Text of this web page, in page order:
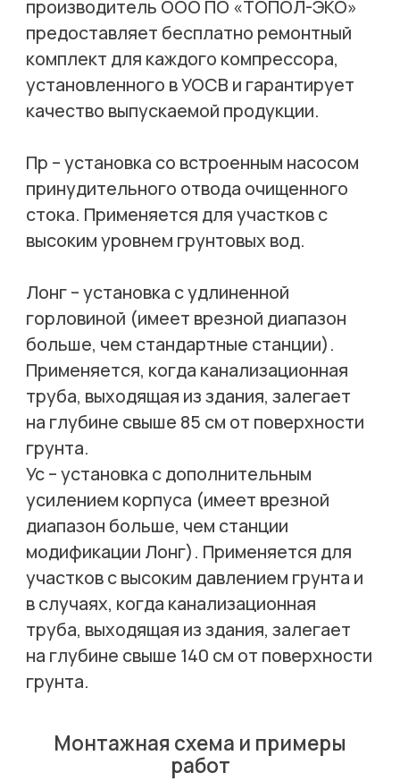
производитель ООО ПО «ТОПОЛ-ЭКО»
предоставляет бесплатно ремонтный
комплект для каждого компрессора,
установленного в УОСВ и гарантирует
качество выпускаемой продукции.
Пр – установка со встроенным насосом
принудительного отвода очищенного
стока. Применяется для участков с
высоким уровнем грунтовых вод.
Лонг – установка с удлиненной
горловиной (имеет врезной диапазон
больше, чем стандартные станции).
Применяется, когда канализационная
труба, выходящая из здания, залегает
на глубине свыше 85 см от поверхности
грунта.
Ус – установка с дополнительным
усилением корпуса (имеет врезной
диапазон больше, чем станции
модификации Лонг). Применяется для
участков с высоким давлением грунта и
в случаях, когда канализационная
труба, выходящая из здания, залегает
на глубине свыше 140 см от поверхности
грунта.
Монтажная схема и примеры
работ